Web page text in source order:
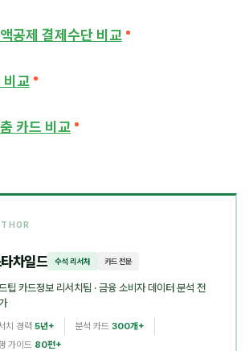
공제 결제수단 비교
비교
카드 비교
차일드 수석 리서처 카드 전문
팁 카드정보 리서치팀 · 금융 소비자 데이터 분석 전
치 경력 5년+ 분석 카드 300개+
가이드 80편+